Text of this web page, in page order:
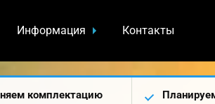
Информация Контакты
комплектацию